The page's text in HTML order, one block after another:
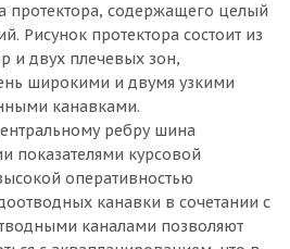
протектора, содержащего целый
Рисунок протектора состоит из
и двух плечевых зон,
широкими и двумя узкими
канавками.
ребру шина
показателями курсовой
оперативностью
канавки в сочетании с
каналами позволяют